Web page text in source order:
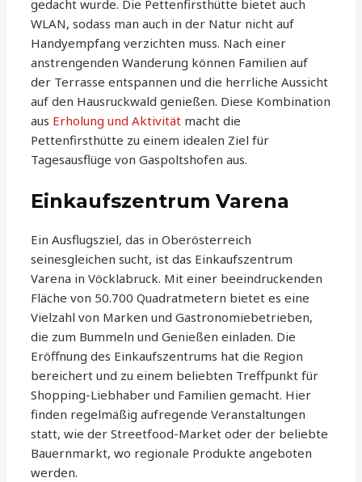
gedacht wurde. Die Pettenfirsthütte bietet auch
WLAN, sodass man auch in der Natur nicht auf
Handyempfang verzichten muss. Nach einer
anstrengenden Wanderung können Familien auf
der Terrasse entspannen und die herrliche Aussicht
auf den Hausruckwald genießen. Diese Kombination
aus Erholung und Aktivität macht die
Pettenfirsthütte zu einem idealen Ziel für
Tagesausflüge von Gaspoltshofen aus.
Einkaufszentrum Varena
Ein Ausflugsziel, das in Oberösterreich
seinesgleichen sucht, ist das Einkaufszentrum
Varena in Vöcklabruck. Mit einer beeindruckenden
Fläche von 50.700 Quadratmetern bietet es eine
Vielzahl von Marken und Gastronomiebetrieben,
die zum Bummeln und Genießen einladen. Die
Eröffnung des Einkaufszentrums hat die Region
bereichert und zu einem beliebten Treffpunkt für
Shopping-Liebhaber und Familien gemacht. Hier
finden regelmäßig aufregende Veranstaltungen
statt, wie der Streetfood-Market oder der beliebte
Bauernmarkt, wo regionale Produkte angeboten
werden.